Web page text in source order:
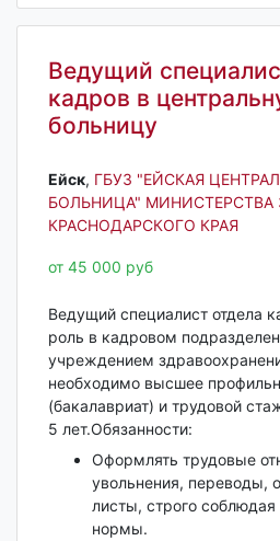
Ведущий
кадров в
больницу
Ейск‎, ГБУЗ "ЕЙСКАЯ
БОЛЬНИЦА" МИНИСТЕРСТВА
КРАСНОДАРСКОГО КРАЯ
от 45 000 руб
Ведущий специалист отдела
роль в кадровом
учреждением
необходимо высшее
(бакалавриат) и трудовой
5 лет.Обязанности:
Оформлять трудовые
увольнения, переводы,
листы, строго
нормы.